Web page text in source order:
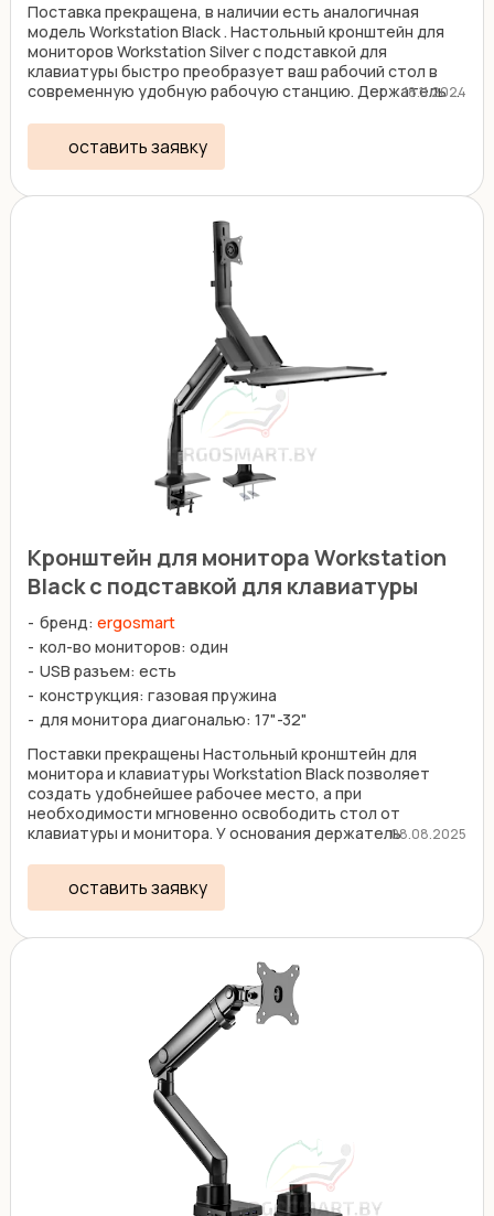
Поставка прекращена, в наличии есть аналогичная
модель Workstation Black . Настольный кронштейн для
мониторов Workstation Silver с подставкой для
клавиатуры быстро преобразует ваш рабочий стол в
современную удобную рабочую станцию. Держатель ...
18.11.2024
оставить заявку
Кронштейн для монитора Workstation
Black с подставкой для клавиатуры
бренд: ergosmart
кол-во мониторов: один
USB разъем: есть
конструкция: газовая пружина
для монитора диагональю: 17"-32"
Поставки прекращены Настольный кронштейн для
монитора и клавиатуры Workstation Black позволяет
создать удобнейшее рабочее место, а при
необходимости мгновенно освободить стол от
клавиатуры и монитора. У основания держатель08.08.2025
оставить заявку